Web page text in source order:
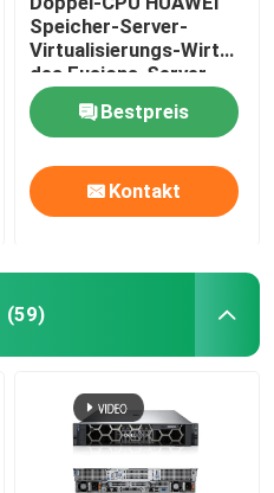
Speicher-Server-
Virtualisierungs-Wirt
des Fusions-Server-
2288H V5 2U
Bestpreis
Kontakt
(59)